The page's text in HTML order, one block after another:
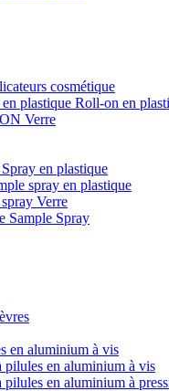
cosmétique
plastique Roll-on en
Verre
en plastique
spray en plastique
Verre
Sample Spray
en aluminium à vis
pilules en aluminium à vis
pilules en aluminium à